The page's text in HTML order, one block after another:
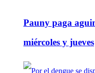
Pauny paga
miércoles y jueves